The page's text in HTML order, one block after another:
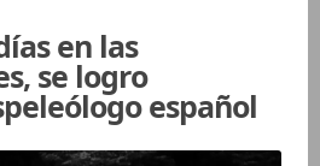
en las
se logro
español